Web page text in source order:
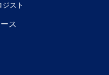
スト
ス